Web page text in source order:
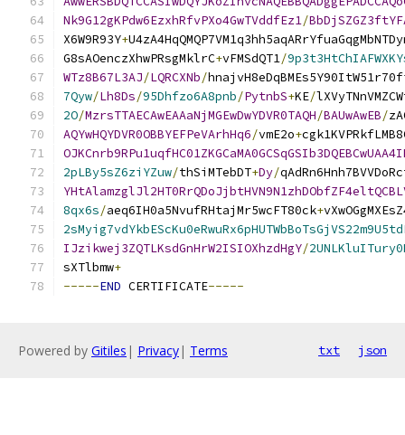
Nk9G12gKPdw6EzxhRfvPXo4GwTVddfEz1/
X6W9R93Y+
G8sAOenczXhwPRsgMklrC+vFMSdQT1/
WTz8B67L3AJ/LQRCXNb/
7Qyw/Lh8Ds/95Dhfzo6A8pnb/PytnbS+KE/
2O/MzrsTTAECAwEAAaNjMGEwDwYDVR0TAQH/BAUwAwEB/
AQYwHQYDVR0OBBYEFPeVArhHq6/vmE2o+
2pLBy5sZ6ziYZuw/thSiMTebDT+Dy/
8qx6s/aeq6IH0a5NvufRHtajMr5wcFT80ck+
IJzikwej3ZQTLKsdGnHrW2ISIOXhzdHgY/
sXTlbmw+
-----END CERTIFICATE-----
Powered by Gitiles | Privacy| Terms txt json